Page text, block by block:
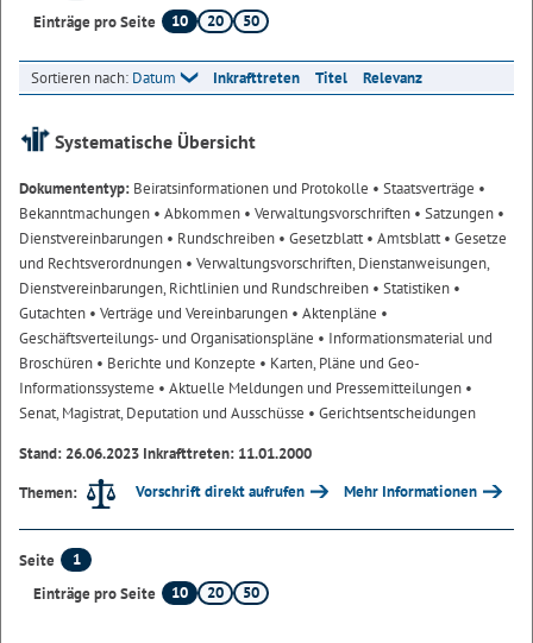
Einträge pro Seite
10 20 50
Sortieren nach: Datum Inkrafttreten Titel Relevanz
Systematische Übersicht
Dokumententyp: Beiratsinformationen und Protokolle • Staatsverträge •
Bekanntmachungen • Abkommen • Verwaltungsvorschriften • Satzungen •
Dienstvereinbarungen • Rundschreiben • Gesetzblatt• Amtsblatt• Gesetze
und Rechtsverordnungen • Verwaltungsvorschriften, Dienstanweisungen,
Dienstvereinbarungen, Richtlinien und Rundschreiben • Statistiken •
Gutachten • Verträge und Vereinbarungen • Aktenpläne •
Geschäftsverteilungs- und Organisationspläne • Informationsmaterial und
Broschüren • Berichte und Konzepte • Karten, Pläne und Geo-
Informationssysteme • Aktuelle Meldungen und Pressemitteilungen •
Senat, Magistrat, Deputation und Ausschüsse • Gerichtsentscheidungen
Stand: 26.06.2023 Inkrafttreten: 11.01.2000
Themen:
Vorschrift direkt aufrufen Mehr Informationen
Seite
1
Einträge pro Seite
10 20 50